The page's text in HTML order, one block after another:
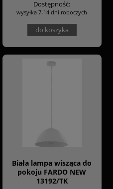
Dostępność:
wysyłka 7-14 dni roboczych
do koszyka
Biała lampa wisząca do
pokoju FARDO NEW
13192/TK